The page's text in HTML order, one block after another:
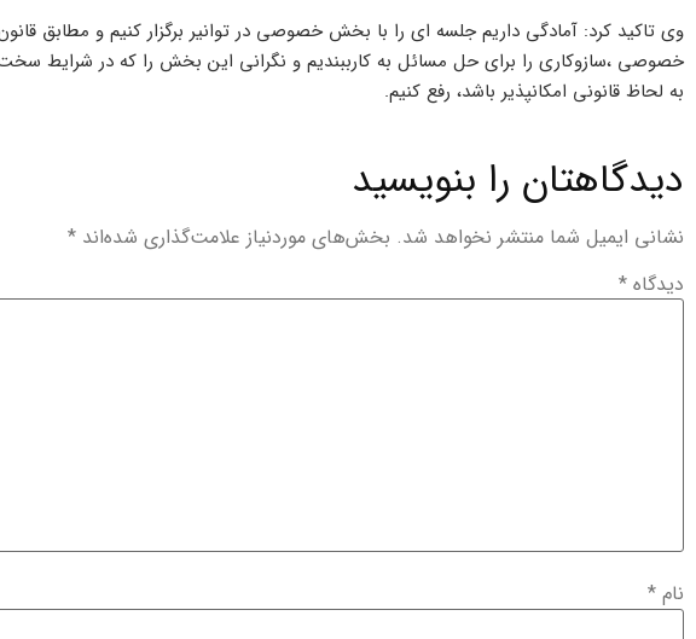
وی تاکید کرد: آمادگی داریم جلسه ای را با بخش خصوصی در توانیر برگزار کنیم و مطابق
خصوصی ،سازوکاری را برای حل مسائل به کارببندیم و نگرانی این بخش را که در شرایط
به لحاظ قانونی امکانپذیر باشد، رفع کنیم.
دیدگاهتان را بنویسید
نشانی ایمیل شما منتشر نخواهد شد. بخش‌های موردنیاز علامت‌گذاری شده‌اند *
دیدگاه *
نام *